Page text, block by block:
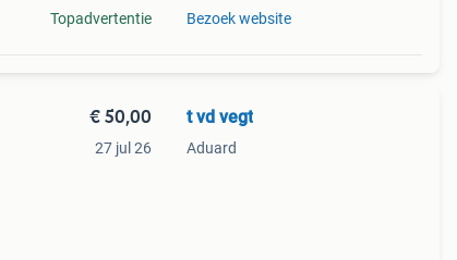
Topadvertentie Bezoek website
€ 50,00
27 jul 26
t vd vegt
Aduard